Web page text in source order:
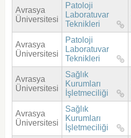
Avrasya
Üniversitesi
Patoloji
Laboratuvar
Teknikleri
Avrasya
Üniversitesi
Patoloji
Laboratuvar
Teknikleri
Avrasya
Üniversitesi
Sağlık
Kurumları
İşletmeciliği
Avrasya
Üniversitesi
Sağlık
Kurumları
İşletmeciliği